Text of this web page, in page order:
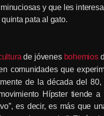
y que les
pata al gato.
de jóvenes bohemios
comunidades que
de la década del
Hípster tiende
es decir, es más que